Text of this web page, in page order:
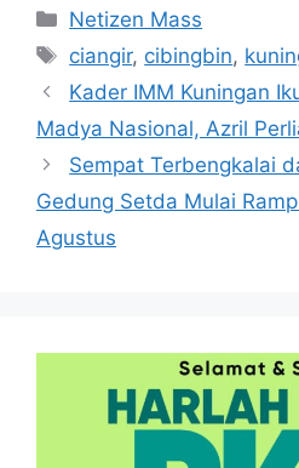
Kategori
Netizen Mass
Tag
ciangir, cibingbin,
Kader IMM Kuningan
Madya Nasional, Azril
Sempat Terbengkalai
Gedung Setda Mulai
Agustus